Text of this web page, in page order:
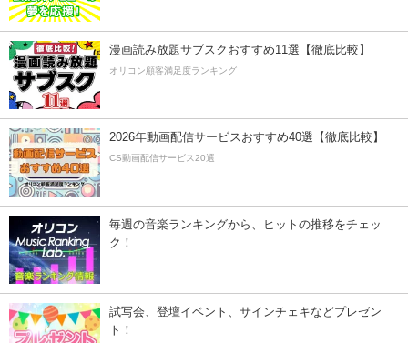
漫画読み放題サブスクおすすめ11選【徹底比較】
オリコン顧客満足度ランキング
2026年動画配信サービスおすすめ40選【徹底比較】
CS動画配信サービス20選
毎週の音楽ランキングから、ヒットの推移をチェッ
ク！
試写会、登壇イベント、サインチェキなどプレゼン
ト！